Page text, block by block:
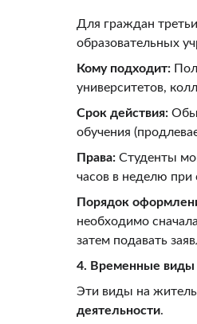
Для граждан
образовательных
Кому подходит:
университетов,
Срок действия:
обучения
Права: Студенты
часов в неделю
Порядок
необходимо
затем подавать
4. Временные виды
Эти виды на
деятельности.